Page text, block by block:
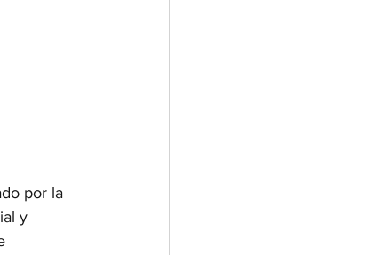
por la
y